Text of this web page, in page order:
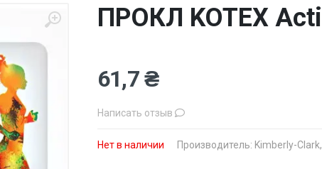
ПРОКЛ KOTEX
Написать отзыв
Нет в наличии Производитель: Kimberly-Clark,
61,7 ₴